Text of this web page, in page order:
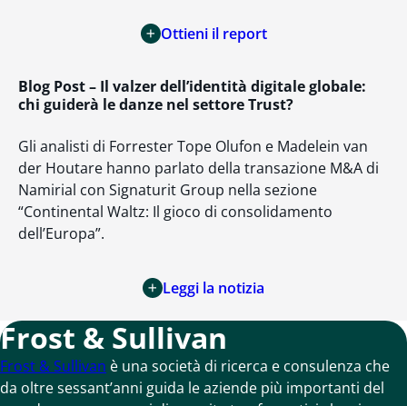
Ottieni il report
Blog Post– Il valzer dell’identità digitale globale:
chi guiderà le danze nel settore Trust?
Gli analisti di Forrester Tope Olufon e Madelein van
der Houtare hanno parlato della transazione M&A di
Namirial con Signaturit Group nella sezione
“Continental Waltz: Il gioco di consolidamento
dell’Europa”.
Leggi la notizia
Frost & Sullivan
Frost & Sullivan è una società di ricerca e consulenza che
da oltre sessant’anni guida le aziende più importanti del